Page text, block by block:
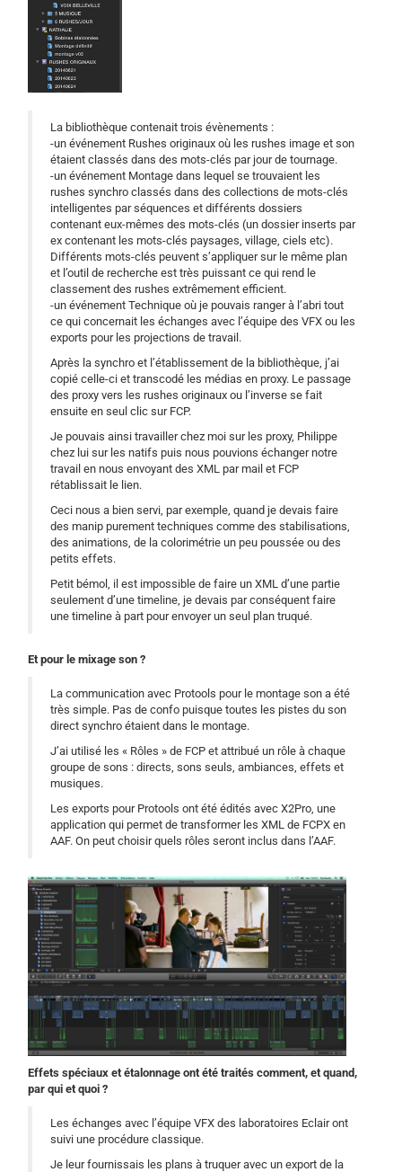
La bibliothèque contenait trois évènements :
-un événement Rushes originaux où les rushes image et son
étaient classés dans des mots-clés par jour de tournage.
-un événement Montage dans lequel se trouvaient les
rushes synchro classés dans des collections de mots-clés
intelligentes par séquences et différents dossiers
contenant eux-mêmes des mots-clés (un dossier inserts par
ex contenant les mots-clés paysages, village, ciels etc).
Différents mots-clés peuvent s’appliquer sur le même plan
et l’outil de recherche est très puissant ce qui rend le
classement des rushes extrêmement efficient.
-un événement Technique où je pouvais ranger à l’abri tout
ce qui concernait les échanges avec l’équipe des VFX ou les
exports pour les projections de travail.
Après la synchro et l’établissement de la bibliothèque, j’ai
copié celle-ci et transcodé les médias en proxy. Le passage
des proxy vers les rushes originaux ou l’inverse se fait
ensuite en seul clic sur FCP.
Je pouvais ainsi travailler chez moi sur les proxy, Philippe
chez lui sur les natifs puis nous pouvions échanger notre
travail en nous envoyant des XML par mail et FCP
rétablissait le lien.
Ceci nous a bien servi, par exemple, quand je devais faire
des manip purement techniques comme des stabilisations,
des animations, de la colorimétrie un peu poussée ou des
petits effets.
Petit bémol, il est impossible de faire un XML d’une partie
seulement d’une timeline, je devais par conséquent faire
une timeline à part pour envoyer un seul plan truqué.
Et pour le mixage son ?
La communication avec Protools pour le montage son a été
très simple. Pas de confo puisque toutes les pistes du son
direct synchro étaient dans le montage.
J’ai utilisé les « Rôles » de FCP et attribué un rôle à chaque
groupe de sons : directs, sons seuls, ambiances, effets et
musiques.
Les exports pour Protools ont été édités avec X2Pro, une
application qui permet de transformer les XML de FCPX en
AAF. On peut choisir quels rôles seront inclus dans l’AAF.
Effets spéciaux et étalonnage ont été traités comment, et quand,
par qui et quoi ?
Les échanges avec l’équipe VFX des laboratoires Eclair ont
suivi une procédure classique.
Je leur fournissais les plans à truquer avec un export de la